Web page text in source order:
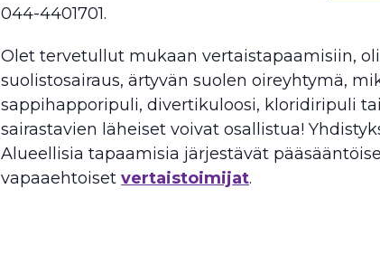
044-4401701.
Olet tervetullut mukaan vertaistapaamisiin,
suolistosairaus, ärtyvän suolen oireyhtymä,
sappihapporipuli, divertikuloosi, kloridiripuli
sairastavien läheiset voivat osallistua!
Alueellisia tapaamisia järjestävät
vapaaehtoiset vertaistoimijat.